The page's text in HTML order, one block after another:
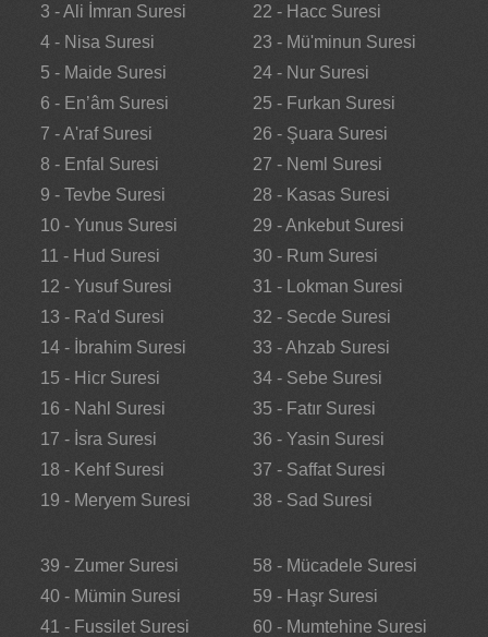
3 - Ali İmran Suresi
4 - Nisa Suresi
5 - Maide Suresi
6 - En’âm Suresi
7 - A'raf Suresi
8 - Enfal Suresi
9 - Tevbe Suresi
10 - Yunus Suresi
11 - Hud Suresi
12 - Yusuf Suresi
13 - Ra'd Suresi
14 - İbrahim Suresi
15 - Hicr Suresi
16 - Nahl Suresi
17 - İsra Suresi
18 - Kehf Suresi
19 - Meryem Suresi
22 - Hacc Suresi
23 - Mü'minun Suresi
24 - Nur Suresi
25 - Furkan Suresi
26 - Şuara Suresi
27 - Neml Suresi
28 - Kasas Suresi
29 - Ankebut Suresi
30 - Rum Suresi
31 - Lokman Suresi
32 - Secde Suresi
33 - Ahzab Suresi
34 - Sebe Suresi
35 - Fatır Suresi
36 - Yasin Suresi
37 - Saffat Suresi
38 - Sad Suresi
39 - Zumer Suresi
40 - Mümin Suresi
41 - Fussilet Suresi
58 - Mücadele Suresi
59 - Haşr Suresi
60 - Mumtehine Suresi